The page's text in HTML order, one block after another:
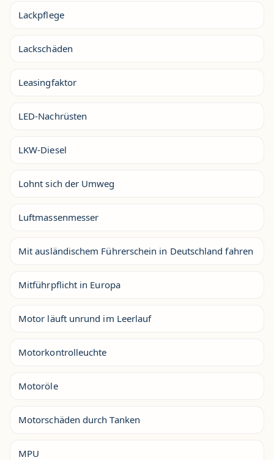
Lackpflege
Lackschäden
Leasingfaktor
LED-Nachrüsten
LKW-Diesel
Lohnt sich der Umweg
Luftmassenmesser
Mit ausländischem Führerschein in Deutschland fahren
Mitführpflicht in Europa
Motor läuft unrund im Leerlauf
Motorkontrolleuchte
Motoröle
Motorschäden durch Tanken
MPU